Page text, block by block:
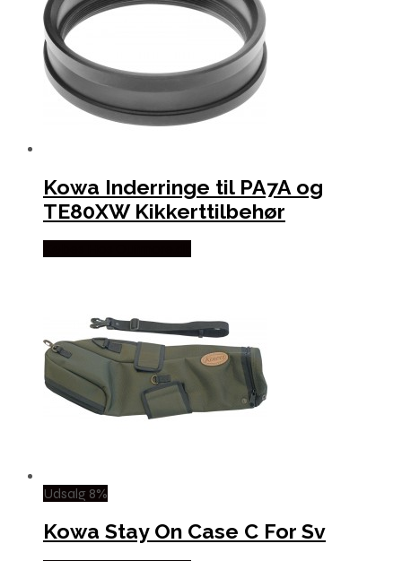
Kowa Inderringe til PA7A og
TE80XW Kikkerttilbehør
Udsalg 8%
Kowa Stay On Case C For Sv